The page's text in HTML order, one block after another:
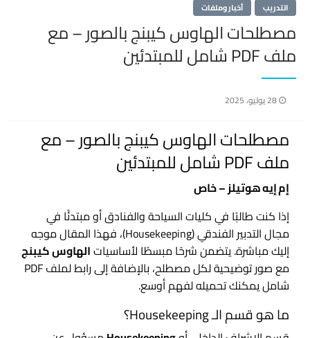
أخبار وملفات التدريب
مصطلحات الهاوس كيبنج بالصور – مع
ملف PDF شامل للمبتدئين
نُشر
28 يوليو، 2025
مصطلحات الهاوس كيبنج بالصور – مع
ملف PDF شامل للمبتدئين
إم إيه هوتيلز – خاص
إذا كنت طالبًا في كليات السياحة والفنادق أو مبتدئًا في
مجال التدبير الفندقي (Housekeeping)، فهذا المقال موجه
إليك مباشرة. يتضمن شرحًا مبسطًا لأساسياتالهاوس كيبنج
مع صور توضيحية لكل مصطلح، بالإضافة إلى رابط لملف PDF
شامل يمكنك تحميله لفهم أوسع.
ما هو قسم الـ Housekeeping؟